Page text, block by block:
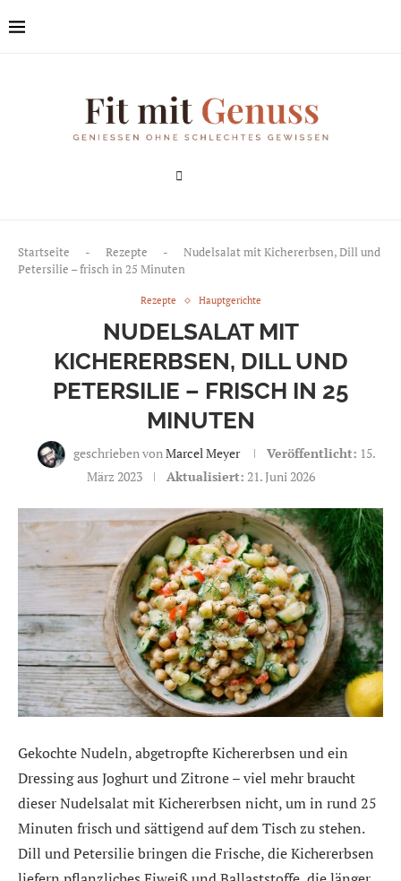
Startseite - Rezepte -
Nudelsalat mit Kichererbsen, Dill und
Petersilie – frisch in 25 Minuten
Rezepte Hauptgerichte
NUDELSALAT MIT
KICHERERBSEN, DILL UND
PETERSILIE – FRISCH IN 25
MINUTEN
geschrieben von Marcel Meyer Veröffentlicht: 15.
März 2023
Aktualisiert: 21. Juni 2026
Gekochte Nudeln, abgetropfte Kichererbsen und ein
Dressing aus Joghurt und Zitrone – viel mehr braucht
dieser Nudelsalat mit Kichererbsen nicht, um in rund 25
Minuten frisch und sättigend auf dem Tisch zu stehen.
Dill und Petersilie bringen die Frische, die Kichererbsen